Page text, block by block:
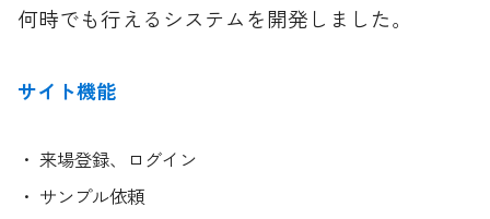
何時でも行えるシステムを開発しました。
サイト機能
来場登録、ログイン
サンプル依頼